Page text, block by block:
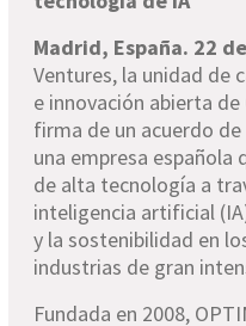
Madrid, España. 22
Ventures, la unidad de
e innovación abierta de
firma de un acuerdo
una empresa española
de alta tecnología a
inteligencia artificial
y la sostenibilidad en
industrias de gran
Fundada en 2008,